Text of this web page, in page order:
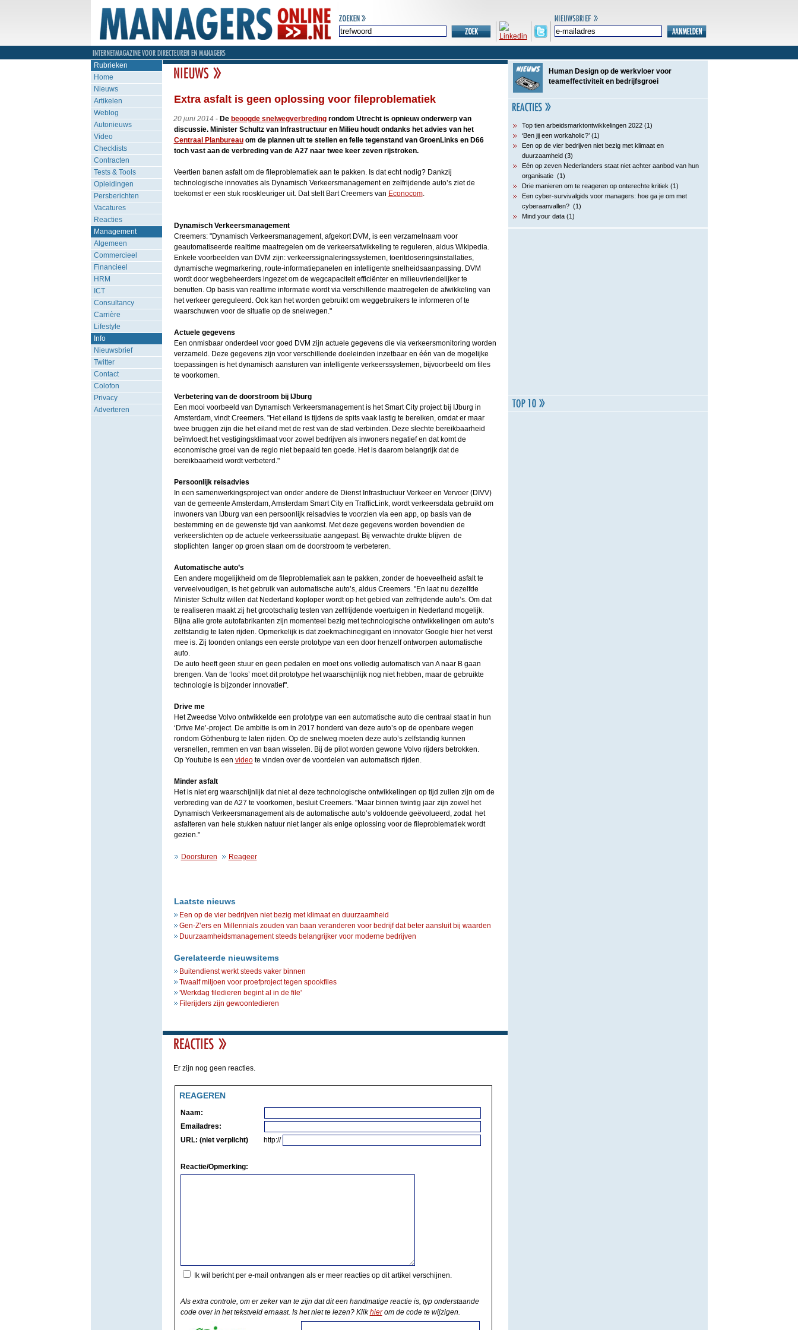
Rubrieken
Home
Nieuws
Artikelen
Weblog
Autonieuws
Video
Checklists
Contracten
Tests & Tools
Opleidingen
Persberichten
Vacatures
Reacties
Management
Algemeen
Commercieel
Financieel
HRM
ICT
Consultancy
Carrière
Lifestyle
Info
Nieuwsbrief
Twitter
Contact
Colofon
Privacy
Adverteren
Extra asfalt is geen oplossing voor fileproblematiek
20 juni 2014 - De beoogde snelwegverbredingrondom Utrecht is opnieuw onderwerp van
discussie. Minister Schultz van Infrastructuur en Milieu houdt ondanks het advies van het
Centraal Planbureauom de plannen uit te stellen en felle tegenstand van GroenLinks en D66
toch vast aan de verbreding van de A27 naar twee keer zeven rijstroken.
Veertien banen asfalt om de fileproblematiek aan te pakken. Is dat echt nodig? Dankzij
technologische innovaties als Dynamisch Verkeersmanagement en zelfrijdende auto’s ziet de
toekomst er een stuk rooskleuriger uit. Dat stelt Bart Creemers van Econocom.
Dynamisch Verkeersmanagement
Creemers: "Dynamisch Verkeersmanagement, afgekort DVM, is een verzamelnaam voor
geautomatiseerde realtime maatregelen om de verkeersafwikkeling te reguleren, aldus Wikipedia.
Enkele voorbeelden van DVM zijn: verkeerssignaleringssystemen, toeritdoseringsinstallaties,
dynamische wegmarkering, route-informatiepanelen en intelligente snelheidsaanpassing. DVM
wordt door wegbeheerders ingezet om de wegcapaciteit efficiënter en milieuvriendelijker te
benutten. Op basis van realtime informatie wordt via verschillende maatregelen de afwikkeling van
het verkeer gereguleerd. Ook kan het worden gebruikt om weggebruikers te informeren of te
waarschuwen voor de situatie op de snelwegen."
Actuele gegevens
Een onmisbaar onderdeel voor goed DVM zijn actuele gegevens die via verkeersmonitoring worden
verzameld. Deze gegevens zijn voor verschillende doeleinden inzetbaar en één van de mogelijke
toepassingen is het dynamisch aansturen van intelligente verkeerssystemen, bijvoorbeeld om files
te voorkomen.
Verbetering van de doorstroom bij IJburg
Een mooi voorbeeld van Dynamisch Verkeersmanagement is het Smart City project bij IJburg in
Amsterdam, vindt Creemers. "Het eiland is tijdens de spits vaak lastig te bereiken, omdat er maar
twee bruggen zijn die het eiland met de rest van de stad verbinden. Deze slechte bereikbaarheid
beïnvloedt het vestigingsklimaat voor zowel bedrijven als inwoners negatief en dat komt de
economische groei van de regio niet bepaald ten goede. Het is daarom belangrijk dat de
bereikbaarheid wordt verbeterd."
Persoonlijk reisadvies
In een samenwerkingsproject van onder andere de Dienst Infrastructuur Verkeer en Vervoer (DIVV)
van de gemeente Amsterdam, Amsterdam Smart City en TrafficLink, wordt verkeersdata gebruikt om
inwoners van IJburg van een persoonlijk reisadvies te voorzien via een app, op basis van de
bestemming en de gewenste tijd van aankomst. Met deze gegevens worden bovendien de
verkeerslichten op de actuele verkeerssituatie aangepast. Bij verwachte drukte blijven de
stoplichten langer op groen staan om de doorstroom te verbeteren.
Automatische auto’s
Een andere mogelijkheid om de fileproblematiek aan te pakken, zonder de hoeveelheid asfalt te
verveelvoudigen, is het gebruik van automatische auto’s, aldus Creemers. "En laat nu dezelfde
Minister Schultz willen dat Nederland koploper wordt op het gebied van zelfrijdende auto’s. Om dat
te realiseren maakt zij het grootschalig testen van zelfrijdende voertuigen in Nederland mogelijk.
Bijna alle grote autofabrikanten zijn momenteel bezig met technologische ontwikkelingen om auto’s
zelfstandig te laten rijden. Opmerkelijk is dat zoekmachinegigant en innovator Google hier het verst
mee is. Zij toonden onlangs een eerste prototype van een door henzelf ontworpen automatische
auto.
De auto heeft geen stuur en geen pedalen en moet ons volledig automatisch van A naar B gaan
brengen. Van de ‘looks’ moet dit prototype het waarschijnlijk nog niet hebben, maar de gebruikte
technologie is bijzonder innovatief".
Drive me
Het Zweedse Volvo ontwikkelde een prototype van een automatische auto die centraal staat in hun
‘Drive Me’-project. De ambitie is om in 2017 honderd van deze auto’s op de openbare wegen
rondom Göthenburg te laten rijden. Op de snelweg moeten deze auto’s zelfstandig kunnen
versnellen, remmen en van baan wisselen. Bij de pilot worden gewone Volvo rijders betrokken.
Op Youtube is een videote vinden over de voordelen van automatisch rijden.
Minder asfalt
Het is niet erg waarschijnlijk dat niet al deze technologische ontwikkelingen op tijd zullen zijn om de
verbreding van de A27 te voorkomen, besluit Creemers. "Maar binnen twintig jaar zijn zowel het
Dynamisch Verkeersmanagement als de automatische auto’s voldoende geëvolueerd, zodat het
asfalteren van hele stukken natuur niet langer als enige oplossing voor de fileproblematiek wordt
gezien."
Doorsturen Reageer
Laatste nieuws
Een op de vier bedrijven niet bezig met klimaat en duurzaamheid
Gen-Z’ers en Millennials zouden van baan veranderen voor bedrijf dat beter aansluit bij waarden
Duurzaamheidsmanagement steeds belangrijker voor moderne bedrijven
Gerelateerde nieuwsitems
Buitendienst werkt steeds vaker binnen
Twaalf miljoen voor proefproject tegen spookfiles
'Werkdag filedieren begint al in de file'
Filerijders zijn gewoontedieren
Er zijn nog geen reacties.
REAGEREN
Naam:
Emailadres:
URL: (niet verplicht)
http://
Reactie/Opmerking:
Ik wil bericht per e-mail ontvangen als er meer reacties op dit artikel verschijnen.
Als extra controle, om er zeker van te zijn dat dit een handmatige reactie is, typ onderstaande
code over in het tekstveld ernaast. Is het niet te lezen? Klikhierom de code te wijzigen.
Human Design op de werkvloer voor
teameffectiviteit en bedrijfsgroei
Top tien arbeidsmarktontwikkelingen 2022 (1)
‘Ben jij een workaholic?’ (1)
Een op de vier bedrijven niet bezig met klimaat en
duurzaamheid (3)
Eén op zeven Nederlanders staat niet achter aanbod van hun
organisatie (1)
Drie manieren om te reageren op onterechte kritiek (1)
Een cyber-survivalgids voor managers: hoe ga je om met
cyberaanvallen? (1)
Mind your data (1)